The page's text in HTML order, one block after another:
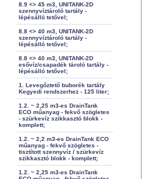
8.9 <> 45 m3, UNITANK-2D
szennyvíztároló tartály -
lépésálló tetővel;
8.8 <> 40 m3, UNITANK-2D
szennyvíztároló tartály -
lépésálló tetővel;
8.8 <> 40 m3, UNITANK-2D
esővíz/csapadék tároló tartály -
lépésálló tetővel;
1. Levegőztető buborék tartály
Kegyedi rendszerhez - 125 liter;
1.2. ~ 2,25 m3-es DrainTank
ECO műanyag - fekvő szögletes
- szürkevíz szikkasztó blokk -
komplett;
1.2. ~ 2,2 m3-es DrainTank ECO
műanyag - fekvő szögletes -
tisztított szennyvíz / szürkevíz
szikkasztó blokk - komplett;
1.2. ~ 2,25 m3-es DrainTank